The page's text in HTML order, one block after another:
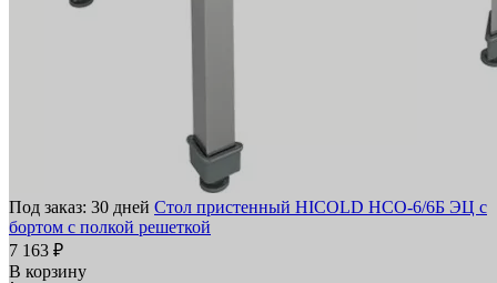
Под заказ: 30 дней Стол пристенный HICOLD НСО-6/6Б ЭЦ с
бортом с полкой решеткой
7 163 ₽
В корзину